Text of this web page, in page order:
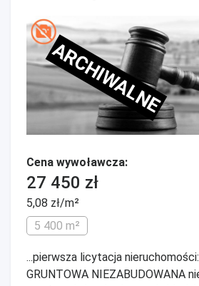
ARCHIWALNE
Cena wywoławcza:
27 450 zł
5,08 zł/m²
5 400 m²
...pierwsza licytacja
GRUNTOWA NIEZABUDOWANA